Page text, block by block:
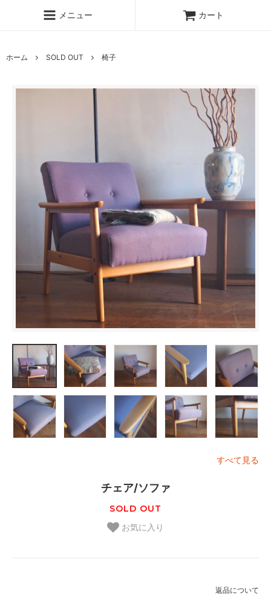
メニュー カート
ホーム SOLD OUT 椅子
すべて見る
チェア/ソファ
SOLD OUT
お気に入り
返品について